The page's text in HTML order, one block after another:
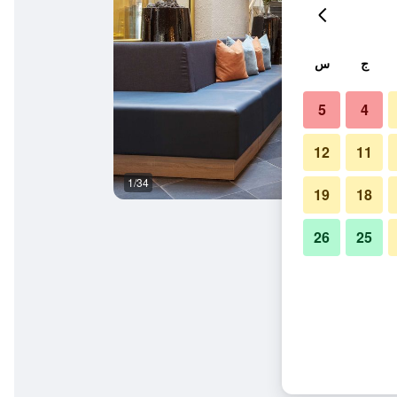
1/34
ج س
4
5
11
12
18
19
25
26